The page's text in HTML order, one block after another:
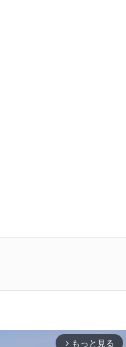
arrow_forward_ios もっと見る